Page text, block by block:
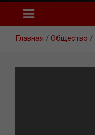
Главная Общество